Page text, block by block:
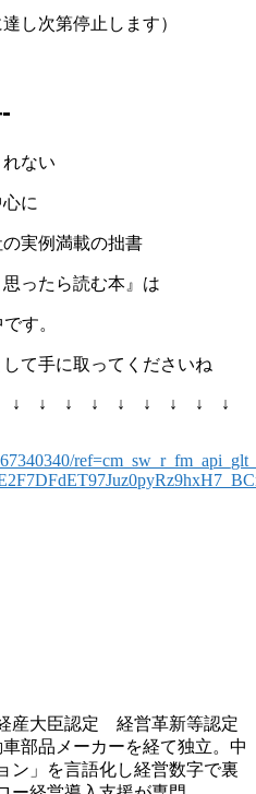
し次第停止します）
ない
に
実例満載の拙書
ったら読む本』は
す。
て手に取ってくださいね
↓ ↓ ↓ ↓ ↓ ↓ ↓ ↓ ↓
産大臣認定 経営革新等認定
部品メーカーを経て独立。中
ン」を言語化し経営数字で裏